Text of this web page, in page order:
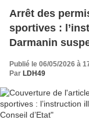
Arrêt des
sportives :
Darmanin
Publié le 06/05/2026 à
Par LDH49